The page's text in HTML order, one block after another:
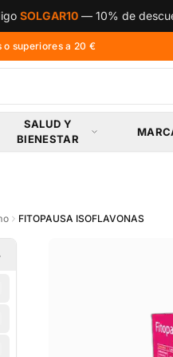
SOLGAR10 — 10% de
o superiores a 20 €
SALUD Y
BIENESTAR
FITOPAUSA ISOFLAVONAS